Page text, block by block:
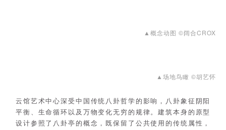
▲概念动图 ©阔合CROX
▲场地鸟瞰 ©胡艺怀
云馆艺术中心深受中国传统八卦哲学的影响，八卦象征阴阳
平衡、生命循环以及万物变化无穷的规律。建筑本身的原型
设计参照了八卦亭的概念，既保留了公共使用的传统属性，